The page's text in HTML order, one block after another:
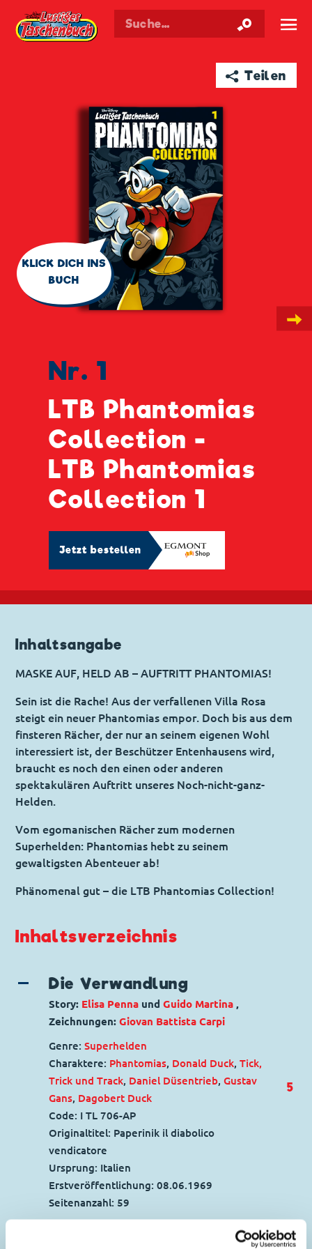
Walt Disneys Taschenbuch ☰
➦ Teilen
🗨
KLICK DICH INS
BUCH
Nr. 1
LTB Phantomias
Collection -
LTB Phantomias
Collection 1
Jetzt bestellen
→
Inhaltsangabe
MASKE AUF, HELD AB – AUFTRITT PHANTOMIAS!
Sein ist die Rache! Aus der verfallenen Villa Rosa
steigt ein neuer Phantomias empor. Doch bis aus dem
finsteren Rächer, der nur an seinem eigenen Wohl
interessiert ist, der Beschützer Entenhausens wird,
braucht es noch den einen oder anderen
spektakulären Auftritt unseres Noch-nicht-ganz-
Helden.
Vom egomanischen Rächer zum modernen
Superhelden: Phantomias hebt zu seinem
gewaltigsten Abenteuer ab!
Phänomenal gut – die LTB Phantomias Collection!
Inhaltsverzeichnis
Die Verwandlung
Story: Elisa Penna undGuido Martina ,
Zeichnungen:Giovan Battista Carpi
Genre:Superhelden
Charaktere: Phantomias, Donald Duck,Tick,
Trick und Track, Daniel Düsentrieb,Gustav
Gans, Dagobert Duck
Code: I TL 706-AP
Originaltitel: Paperinik il diabolico
vendicatore
Ursprung: Italien
Erstveröffentlichung:08.06.1969
Seitenanzahl: 59
5